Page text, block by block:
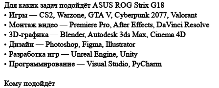
Для каких задач подойдёт ASUS ROG Strix G18
• Игры—CS2, Warzone, GTA V, Cyberpunk 2077, Valorant
• Монтаж видео—Premiere Pro, After Effects, DaVinci Resolve
• 3D-графика—Blender, Autodesk 3ds Max, Cinema 4D
• Дизайн—Photoshop, Figma, Illustrator
• Разработка игр—Unreal Engine, Unity
• Программирование—Visual Studio, PyCharm
Кому подойдёт